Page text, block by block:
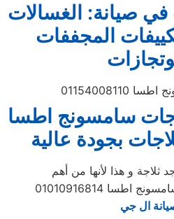
في صيانة: الغسالات
المجففات
سامسونج اطسا
و هذا لأنها من أهم
01010916814
ال جي